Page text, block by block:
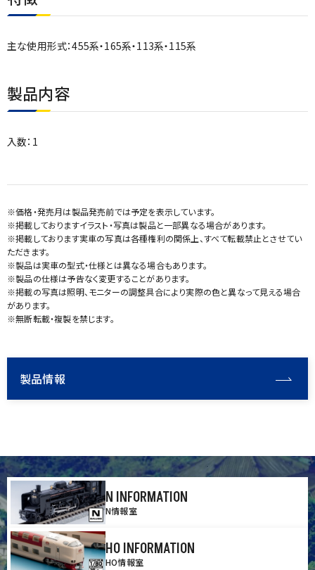
主な使用形式：455系・165系・113系・115系
製品内容
入数：1
※価格・発売月は製品発売前では予定を表示しています。
※掲載しておりますイラスト・写真は製品と一部異なる場合があります。
※掲載しております実車の写真は各種権利の関係上、すべて転載禁止とさせてい
ただきます。
※製品は実車の型式・仕様とは異なる場合もあります。
※製品の仕様は予告なく変更することがあります。
※掲載の写真は照明、モニターの調整具合により実際の色と異なって見える場合
があります。
※無断転載・複製を禁じます。
製品情報
N INFORMATION
N情報室
HO INFORMATION
HO情報室